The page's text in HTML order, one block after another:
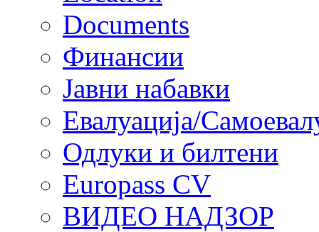
Documents
Финансии
Јавни набавки
Евалуација/
Одлуки и билтени
Europass CV
ВИДЕО НАДЗОР